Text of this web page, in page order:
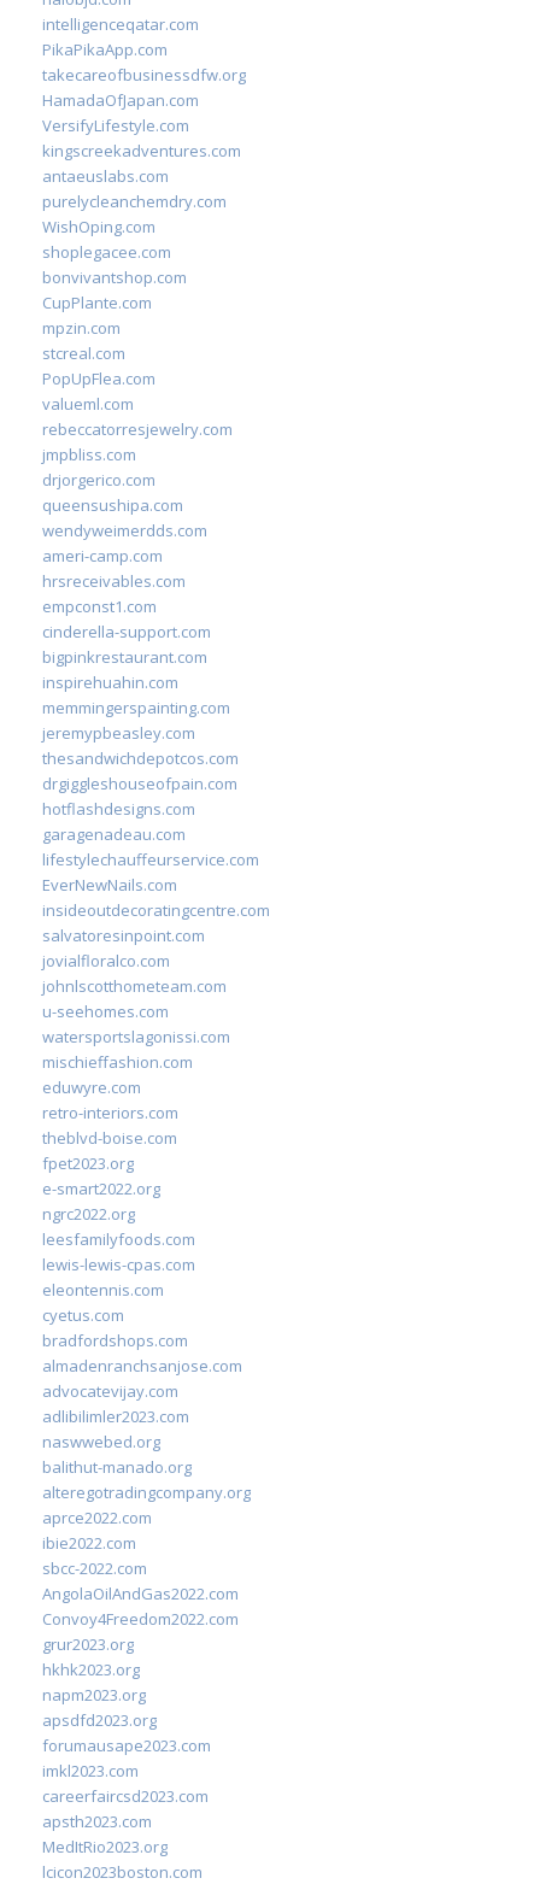
intelligenceqatar.com
PikaPikaApp.com
takecareofbusinessdfw.org
HamadaOfJapan.com
VersifyLifestyle.com
kingscreekadventures.com
antaeuslabs.com
purelycleanchemdry.com
WishOping.com
shoplegacee.com
bonvivantshop.com
CupPlante.com
mpzin.com
stcreal.com
PopUpFlea.com
valueml.com
rebeccatorresjewelry.com
jmpbliss.com
drjorgerico.com
queensushipa.com
wendyweimerdds.com
ameri-camp.com
hrsreceivables.com
empconst1.com
cinderella-support.com
bigpinkrestaurant.com
inspirehuahin.com
memmingerspainting.com
jeremypbeasley.com
thesandwichdepotcos.com
drgiggleshouseofpain.com
hotflashdesigns.com
garagenadeau.com
lifestylechauffeurservice.com
EverNewNails.com
insideoutdecoratingcentre.com
salvatoresinpoint.com
jovialfloralco.com
johnlscotthometeam.com
u-seehomes.com
watersportslagonissi.com
mischieffashion.com
eduwyre.com
retro-interiors.com
theblvd-boise.com
fpet2023.org
e-smart2022.org
ngrc2022.org
leesfamilyfoods.com
lewis-lewis-cpas.com
eleontennis.com
cyetus.com
bradfordshops.com
almadenranchsanjose.com
advocatevijay.com
adlibilimler2023.com
naswwebed.org
balithut-manado.org
alteregotradingcompany.org
aprce2022.com
ibie2022.com
sbcc-2022.com
AngolaOilAndGas2022.com
Convoy4Freedom2022.com
grur2023.org
hkhk2023.org
napm2023.org
apsdfd2023.org
forumausape2023.com
imkl2023.com
careerfaircsd2023.com
apsth2023.com
MedItRio2023.org
lcicon2023boston.com